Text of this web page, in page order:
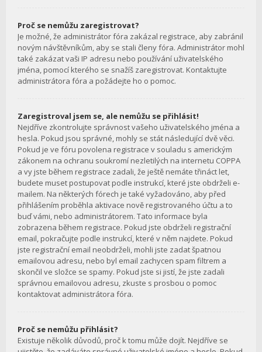
Proč se nemůžu zaregistrovat?
Je možné, že administrátor fóra zakázal registrace, aby zabránil
novým návštěvníkům, aby se stali členy fóra. Administrátor mohl
také zakázat vaši IP adresu nebo používání uživatelského
jména, pomocí kterého se snažíš zaregistrovat. Kontaktujte
administrátora fóra a požádejte ho o pomoc.
Zaregistroval jsem se, ale nemůžu se přihlásit!
Nejdříve zkontrolujte správnost vašeho uživatelského jména a
hesla. Pokud jsou správné, mohly se stát následující dvě věci.
Pokud je ve fóru povolena registrace v souladu s americkým
zákonem na ochranu soukromí nezletilých na internetu COPPA
a vy jste během registrace zadali, že ještě nemáte třináct let,
budete muset postupovat podle instrukcí, které jste obdrželi e-
mailem. Na některých fórech je také vyžadováno, aby před
přihlášením proběhla aktivace nově registrovaného účtu a to
buď vámi, nebo administrátorem. Tato informace byla
zobrazena během registrace. Pokud jste obdrželi registrační
email, pokračujte podle instrukcí, které v něm najdete. Pokud
jste registrační email neobdrželi, mohli jste zadat špatnou
emailovou adresu, nebo byl email zachycen spam filtrem a
skončil ve složce se spamy. Pokud jste si jistí, že jste zadali
správnou emailovou adresu, zkuste s prosbou o pomoc
kontaktovat administrátora fóra.
Proč se nemůžu přihlásit?
Existuje několik důvodů, proč k tomu může dojít. Nejdříve se